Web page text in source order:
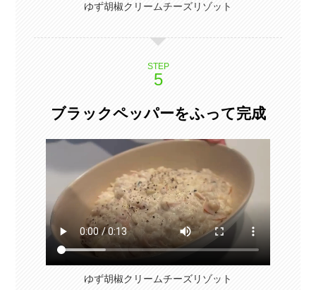
ゆず胡椒クリームチーズリゾット
STEP
ブラックペッパーをふって完成
ゆず胡椒クリームチーズリゾット